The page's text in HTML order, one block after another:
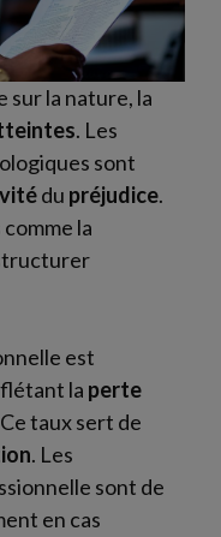
sur la nature, la
. Les
sont
du préjudice.
la
est
la perte
taux sert de
. Les
sont de
en cas